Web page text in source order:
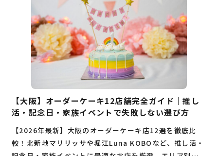
【大阪】オーダーケーキ12店舗完全ガイド｜推し
活・記念日・家族イベントで失敗しない選び方
【2026年最新】大阪のオーダーケーキ店12選を徹底比
較！北新地マリリッサや堀江Luna KOBOなど、推し活・